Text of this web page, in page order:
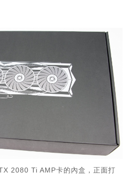
2080 Ti AMP卡的內盒，正面打